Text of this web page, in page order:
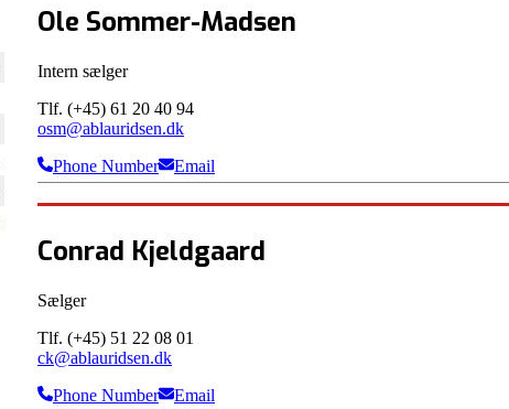
Ole Sommer-Madsen
Intern sælger
Tlf. (+45) 61 20 40 94
osm@ablauridsen.dk
Phone Number
Email
Conrad Kjeldgaard
Sælger
Tlf. (+45) 51 22 08 01
ck@ablauridsen.dk
Phone Number
Email